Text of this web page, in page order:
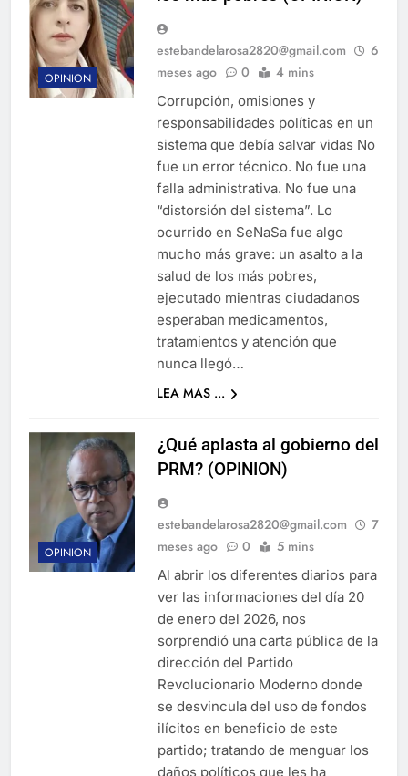
OPINION
estebandelarosa2820@gmail.com
6
meses ago
0 4 mins
Corrupción, omisiones y
responsabilidades políticas en un
sistema que debía salvar vidas No
fue un error técnico. No fue una
falla administrativa. No fue una
“distorsión del sistema”. Lo
ocurrido en SeNaSa fue algo
mucho más grave: un asalto a la
salud de los más pobres,
ejecutado mientras ciudadanos
esperaban medicamentos,
tratamientos y atención que
nunca llegó…
LEA MAS ...
OPINION
¿Qué aplasta al gobierno del
PRM? (OPINION)
estebandelarosa2820@gmail.com
7
meses ago
0 5 mins
Al abrir los diferentes diarios para
ver las informaciones del día 20
de enero del 2026, nos
sorprendió una carta pública de la
dirección del Partido
Revolucionario Moderno donde
se desvincula del uso de fondos
ilícitos en beneficio de este
partido; tratando de menguar los
daños políticos que les ha